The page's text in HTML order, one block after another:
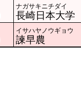
ナガサキニチダイ
長崎日本大学
イサハヤノウギョウ
諫早農